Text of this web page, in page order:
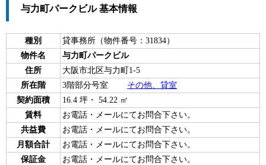
与力町パークビル 基本情報
種別
貸事務所（物件番号：31834）
物件名
与力町パークビル
住所
大阪市北区与力町1-5
所在階
3階部分号室 その他、貸室
契約面積
16.4 坪・ 54.22 ㎡
賃料
お電話・メールにてお問合下さい。
共益費
お電話・メールにてお問合下さい。
月額合計
お電話・メールにてお問合下さい。
保証金
お電話・メールにてお問合下さい。